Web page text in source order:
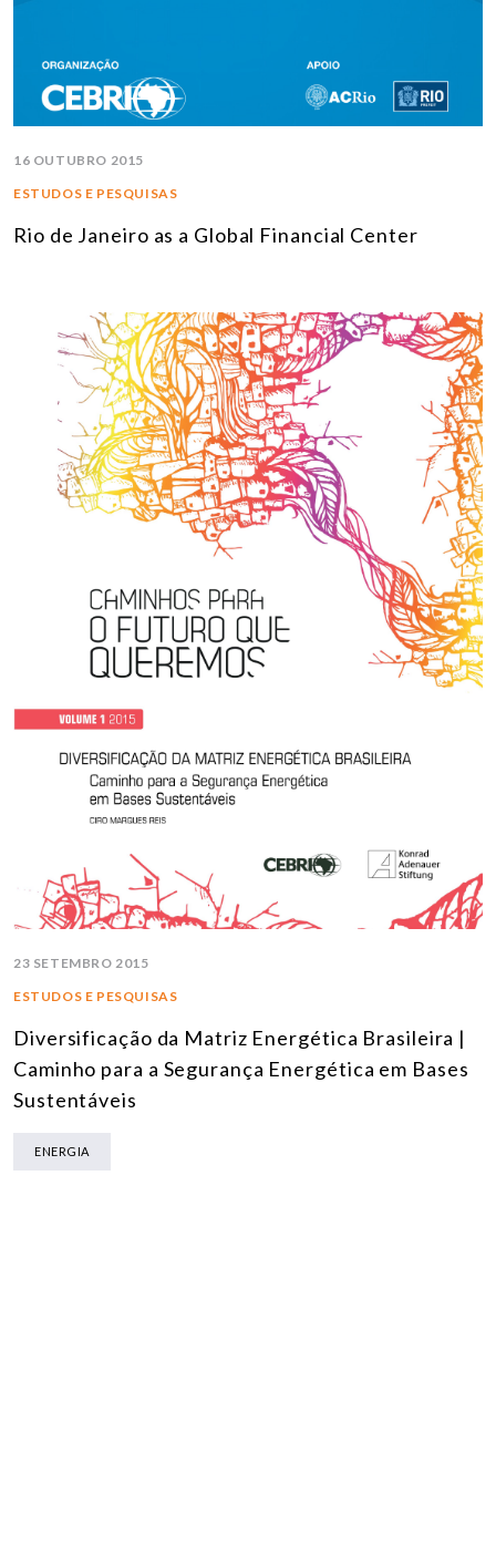
16 OUTUBRO 2015
ESTUDOS E PESQUISAS
Rio de Janeiro as a Global Financial Center
23 SETEMBRO 2015
ESTUDOS E PESQUISAS
Diversificação da Matriz Energética Brasileira |
Caminho para a Segurança Energética em Bases
Sustentáveis
ENERGIA